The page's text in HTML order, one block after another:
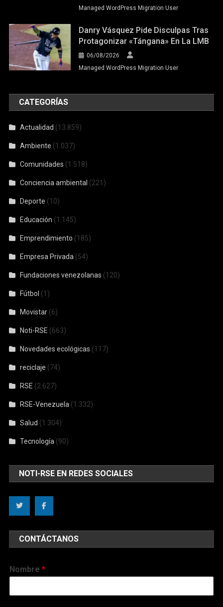
Managed WordPress Migration User
Danry Vásquez Pide Disculpas Tras
Protagonizar «tángana» En La LMB
06/08/2026
Managed WordPress Migration User
CATEGORÍAS
Actualidad (13.859)
Ambiente (1.037)
Comunidades (1.518)
Conciencia ambiental (221)
Deporte (10)
Educación (1.145)
Emprendimiento (185)
Empresa Privada (54)
Fundaciones venezolanas (120)
Fútbol (1)
Movistar (6)
Noti-RSE (663)
Novedades ecológicas (117)
reciclaje (74)
RSE (2.627)
RSE-Venezuela (1.332)
Salud (1.304)
Tecnología (90)
NOTI-RSE EN REDES SOCIALES
CONTÁCTANOS
Nombre*